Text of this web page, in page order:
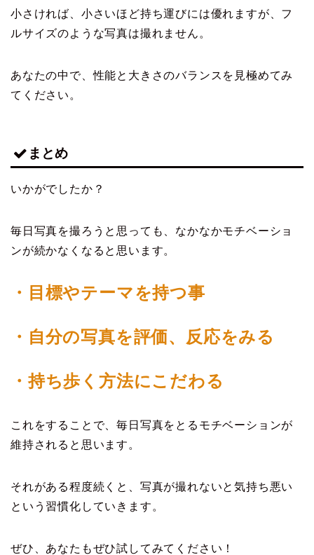
小さければ、小さいほど持ち運びには優れますが、フ
ルサイズのような写真は撮れません。
あなたの中で、性能と大きさのバランスを見極めてみ
てください。
まとめ
いかがでしたか？
毎日写真を撮ろうと思っても、なかなかモチベーショ
ンが続かなくなると思います。
・目標やテーマを持つ事
・自分の写真を評価、反応をみる
・持ち歩く方法にこだわる
これをすることで、毎日写真をとるモチベーションが
維持されると思います。
それがある程度続くと、写真が撮れないと気持ち悪い
という習慣化していきます。
ぜひ、あなたもぜひ試してみてください！